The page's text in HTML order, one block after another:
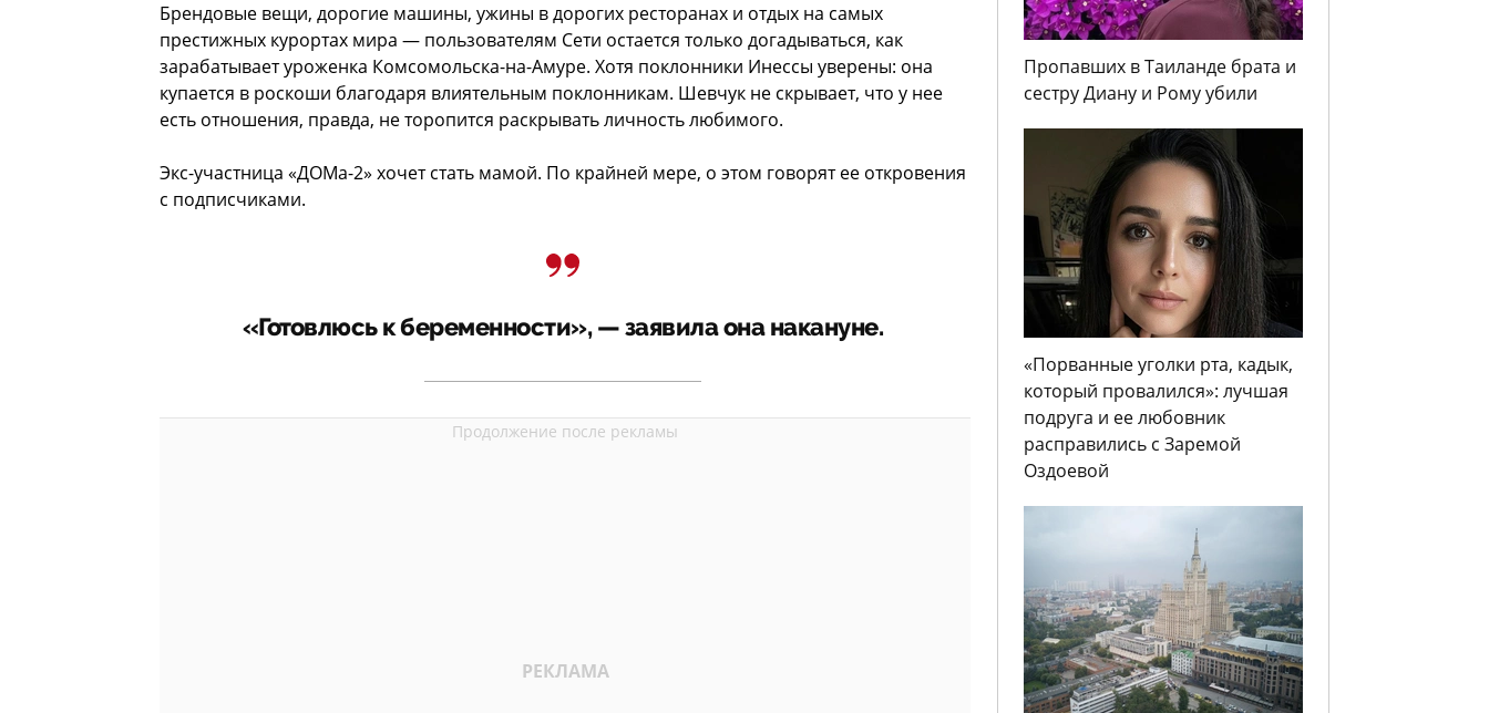
Брендовые вещи, дорогие машины, ужины в дорогих ресторанах и отдых на самых
престижных курортах мира — пользователям Сети остается только догадываться, как
зарабатывает уроженка Комсомольска-на-Амуре. Хотя поклонники Инессы уверены: она
купается в роскоши благодаря влиятельным поклонникам. Шевчук не скрывает, что у нее
есть отношения, правда, не торопится раскрывать личность любимого.
Экс-участница «ДОМа-2» хочет стать мамой. По крайней мере, о этом говорят ее откровения
с подписчиками.
«Готовлюсь к беременности», — заявила она накануне.
Пропавших в Таиланде брата и
сестру Диану и Рому убили
«Порванные уголки рта, кадык,
который провалился»: лучшая
подруга и ее любовник
расправились с Заремой
Оздоевой